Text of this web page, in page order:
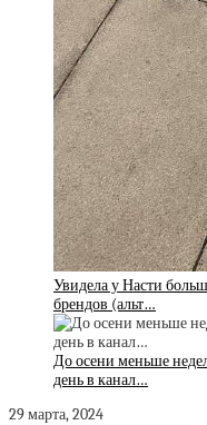
Увидела у Насти
брендов (альт…
До осени меньше
день в канал…
29 марта, 2024